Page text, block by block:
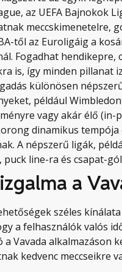
az UEFA Bajnokok
meccskimenetelre,
től az Euroligáig a
Fogadhat
is, így minden pillanat
különösen
például
vagy akár élő
dinamikus
A népszerű ligák,
puck line-ra és csapat-
a
széles
a felhasználók valós
a Vavada
kedvenc meccseikre